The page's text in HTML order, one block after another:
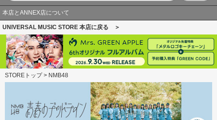
本店とANNEX店について
UNIVERSAL MUSIC STORE 本店に戻る ＞
STOREトップ> NMB48